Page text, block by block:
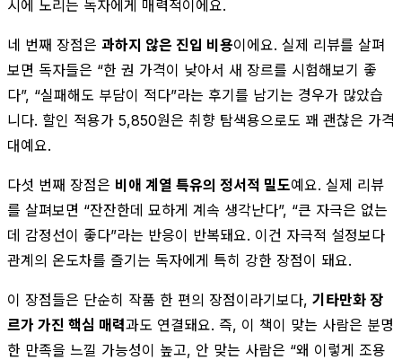
시에 노리는 독자에게 매력적이에요.
네 번째 장점은 과하지 않은 진입 비용이에요. 실제 리뷰를 살펴
보면 독자들은 “한 권 가격이 낮아서 새 장르를 시험해보기 좋
다”, “실패해도 부담이 적다”라는 후기를 남기는 경우가 많았습
니다. 할인 적용가 5,850원은 취향 탐색용으로도 꽤 괜찮은 가격
대예요.
다섯 번째 장점은 비애 계열 특유의 정서적 밀도예요. 실제 리뷰
를 살펴보면 “잔잔한데 묘하게 계속 생각난다”, “큰 자극은 없는
데 감정선이 좋다”라는 반응이 반복돼요. 이건 자극적 설정보다
관계의 온도차를 즐기는 독자에게 특히 강한 장점이 돼요.
이 장점들은 단순히 작품 한 편의 장점이라기보다, 기타만화 장
르가 가진 핵심 매력과도 연결돼요. 즉, 이 책이 맞는 사람은 분명
한 만족을 느낄 가능성이 높고, 안 맞는 사람은 “왜 이렇게 조용